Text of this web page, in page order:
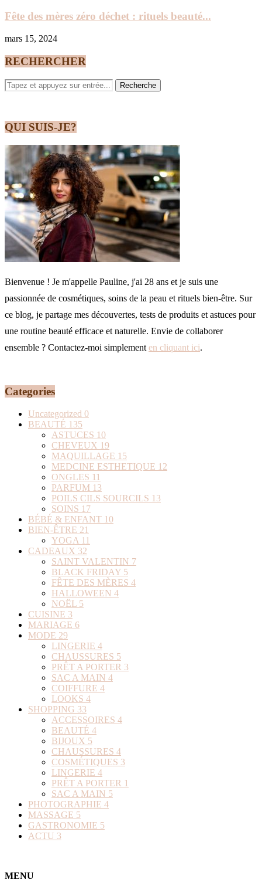
Fête des mères zéro déchet : rituels beauté...
mars 15, 2024
RECHERCHER
QUI SUIS-JE?
Bienvenue ! Je m'appelle Pauline, j'ai 28 ans et je suis une
passionnée de cosmétiques, soins de la peau et rituels bien-être. Sur
ce blog, je partage mes découvertes, tests de produits et astuces pour
une routine beauté efficace et naturelle. Envie de collaborer
ensemble ? Contactez-moi simplement en cliquant ici.
Categories
Uncategorized 0
BEAUTÉ 135
ASTUCES 10
CHEVEUX 19
MAQUILLAGE 15
MEDCINE ESTHETIQUE 12
ONGLES 11
PARFUM 13
POILS CILS SOURCILS 13
SOINS 17
BÉBÉ & ENFANT 10
BIEN-ÊTRE 21
YOGA 11
CADEAUX 32
SAINT VALENTIN 7
BLACK FRIDAY 5
FÊTE DES MÈRES 4
HALLOWEEN 4
NOËL 5
CUISINE 3
MARIAGE 6
MODE 29
LINGERIE 4
CHAUSSURES 5
PRÊT A PORTER 3
SAC A MAIN 4
COIFFURE 4
LOOKS 4
SHOPPING 33
ACCESSOIRES 4
BEAUTÉ 4
BIJOUX 5
CHAUSSURES 4
COSMÉTIQUES 3
LINGERIE 4
PRÊT A PORTER 1
SAC A MAIN 5
PHOTOGRAPHIE 4
MASSAGE 5
GASTRONOMIE 5
ACTU 3
MENU